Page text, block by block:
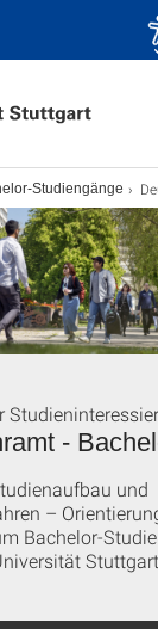
Studiengänge
-
und
–
Bachelor-